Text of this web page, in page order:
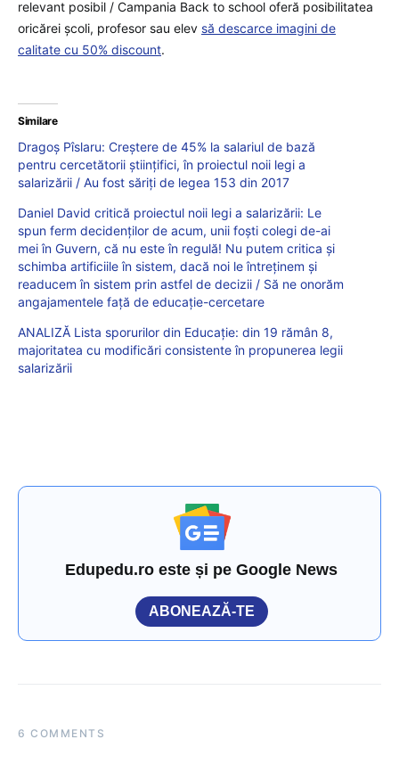
relevant posibil / Campania Back to school oferă posibilitatea
oricărei școli, profesor sau elev să descarce imagini de
calitate cu 50% discount.
Similare
Dragoș Pîslaru: Creștere de 45% la salariul de bază
pentru cercetătorii științifici, în proiectul noii legi a
salarizării / Au fost săriți de legea 153 din 2017
Daniel David critică proiectul noii legi a salarizării: Le
spun ferm decidenților de acum, unii foști colegi de-ai
mei în Guvern, că nu este în regulă! Nu putem critica și
schimba artificiile în sistem, dacă noi le întreținem și
readucem în sistem prin astfel de decizii / Să ne onorăm
angajamentele față de educație-cercetare
ANALIZĂ Lista sporurilor din Educație: din 19 rămân 8,
majoritatea cu modificări consistente în propunerea legii
salarizării
Edupedu.ro este și pe Google News
ABONEAZĂ-TE
6 COMMENTS